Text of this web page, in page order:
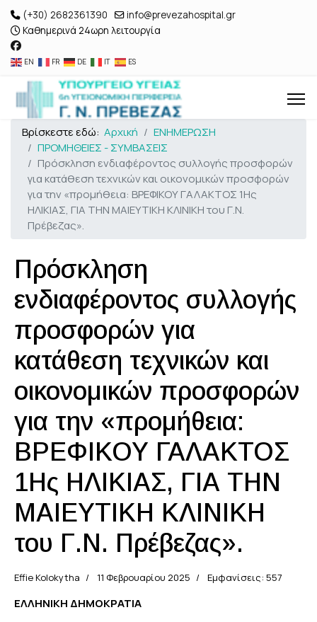
(+30) 2682361390
info@prevezahospital.gr
Καθημερινά 24ωρη λειτουργία
EN FR DE IT ES
Βρίσκεστε εδώ: Αρχική
ΕΝΗΜΕΡΩΣΗ
ΠΡΟΜΗΘΕΙΕΣ - ΣΥΜΒΑΣΕΙΣ
Πρόσκληση ενδιαφέροντος συλλογής προσφορών
για κατάθεση τεχνικών και οικονομικών προσφορών
για την «προμήθεια: ΒΡΕΦΙΚΟΥ ΓΑΛΑΚΤΟΣ 1Ης
ΗΛΙΚΙΑΣ, ΓΙΑ ΤΗΝ ΜΑΙΕΥΤΙΚΗ ΚΛΙΝΙΚΗ του Γ.Ν.
Πρέβεζας».
Πρόσκληση
ενδιαφέροντος συλλογής
προσφορών για
κατάθεση τεχνικών και
οικονομικών προσφορών
για την «προμήθεια:
ΒΡΕΦΙΚΟΥ ΓΑΛΑΚΤΟΣ
1Ης ΗΛΙΚΙΑΣ, ΓΙΑ ΤΗΝ
ΜΑΙΕΥΤΙΚΗ ΚΛΙΝΙΚΗ
του Γ.Ν. Πρέβεζας».
Effie Kolokytha 11 Φεβρουαρίου 2025 Εμφανίσεις: 557
ΕΛΛΗΝΙΚΗ ΔΗΜΟΚΡΑΤΙΑ